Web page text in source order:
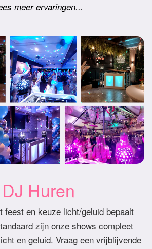
meer ervaringen...
Huren
feest en keuze licht/geluid bepaalt
zijn onze shows compleet
en geluid. Vraag een vrijblijvende